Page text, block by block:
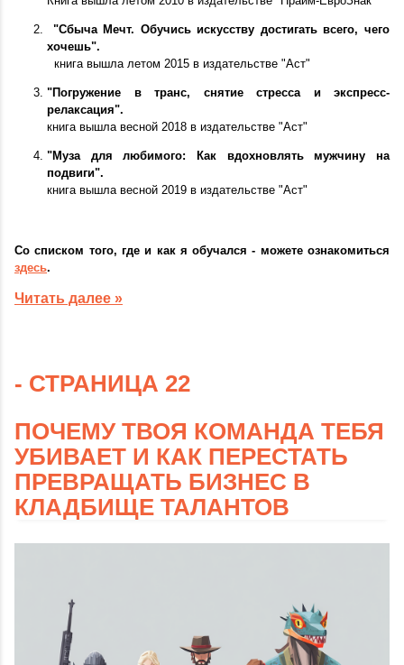
"Сбыча Мечт. Обучись искусству достигать всего, чего
хочешь".
книга вышла летом 2015 в издательстве "Аст"
"Погружение в транс, снятие стресса и экспресс-
релаксация".
книга вышла весной 2018 в издательстве "Аст"
"Муза для любимого: Как вдохновлять мужчину на
подвиги".
книга вышла весной 2019 в издательстве "Аст"
Со списком того, где и как я обучался - можете ознакомиться
здесь.
Читать далее »
- СТРАНИЦА 22
ПОЧЕМУ ТВОЯ КОМАНДА ТЕБЯ
УБИВАЕТ И КАК ПЕРЕСТАТЬ
ПРЕВРАЩАТЬ БИЗНЕС В
КЛАДБИЩЕ ТАЛАНТОВ